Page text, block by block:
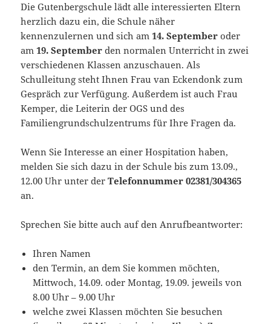
Die Gutenbergschule lädt alle interessierten Eltern
herzlich dazu ein, die Schule näher
kennenzulernen und sich am14. September oder
am19. September den normalen Unterricht in zwei
verschiedenen Klassen anzuschauen. Als
Schulleitung steht Ihnen Frau van Eckendonk zum
Gespräch zur Verfügung. Außerdem ist auch Frau
Kemper, die Leiterin der OGS und des
Familiengrundschulzentrums für Ihre Fragen da.
Wenn Sie Interesse an einer Hospitation haben,
melden Sie sich dazu in der Schule bis zum 13.09.,
12.00 Uhr unter derTelefonnummer 02381/304365
an.
Sprechen Sie bitte auch auf den Anrufbeantworter:
Ihren Namen
den Termin, an dem Sie kommen möchten,
Mittwoch, 14.09. oder Montag, 19.09. jeweils von
8.00 Uhr – 9.00 Uhr
welche zwei Klassen möchten Sie besuchen